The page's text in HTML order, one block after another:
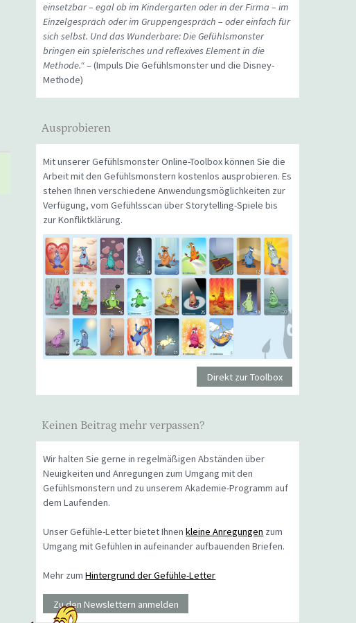
einsetzbar – egal ob im Kindergarten oder in der Firma – im
Einzelgespräch oder im Gruppengespräch – oder einfach für
sich selbst. Und das Wunderbare: Die Gefühlsmonster
bringen ein spielerisches und reflexives Element in die
Methode.“– (Impuls Die Gefühlsmonster und die Disney-
Methode)
Ausprobieren
Mit unserer Gefühlsmonster Online-Toolbox können Sie die
Arbeit mit den Gefühlsmonstern kostenlos ausprobieren. Es
stehen Ihnen verschiedene Anwendungsmöglichkeiten zur
Verfügung, vom Gefühlsscan über Storytelling-Spiele bis
zur Konfliktklärung.
Direkt zur Toolbox
Keinen Beitrag mehr verpassen?
Wir halten Sie gerne in regelmäßigen Abständen über
Neuigkeiten und Anregungen zum Umgang mit den
Gefühlsmonstern und zu unserem Akademie-Programm auf
dem Laufenden.
Unser Gefühle-Letter bietet Ihnenkleine Anregungen zum
Umgang mit Gefühlen in aufeinander aufbauenden Briefen.
Mehr zumHintergrund der Gefühle-Letter
Zu den Newslettern anmelden